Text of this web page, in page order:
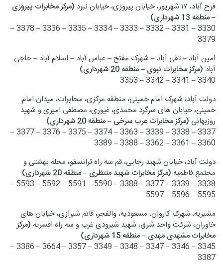
فرح آباد، ۱۷ شهریور، خیابان پیروزی، خیابان نبرد
(مرکز مخابرات پیروزی
– منطقه 13 شهرداری)
3330 – 3331 – 3332 – 3333 – 3334 – 3335 – 3336 – 3378 –
3379
امین آباد – تقی آباد – شهرک مفتح – عباس آباد – اسلام آباد – حاجی
آباد (مرکز مخابرات نبوی – منطقه 20 شهرداری)
3340 – 3341 – 3342 – 3353
دولت آباد، شهرک امام خمینی، منطقه مرکزی، مخابرات، میدان امام
خمینی، خیابان های سرگرد محمدی، غیوری، مصطفی امیری و شهید
روزبهانی (مرکز مخابرات عرب سرخی – منطقه 20 شهرداری)
3337 – 3338 – 3339 – 3363 – 3374 – 3375 – 3376 – 3377 –
3360 – 3361 – 3362 – 3388 – 3389
دولت آباد، خیابان شهید رجایی، قم سه راه ترانسفو، محله بهشتی و
مجتمع فاطمیه (مرکز مخابرات شهید منتظری – منطقه 20 شهرداری)
3338 – 3339 – 3377 – 3388 – 5590 – 5591 – 5592 – 5593 –
5595 – 5596 – 5597
مشیریه، شهرک کاروان، مسعودیه، والفجر، قائم شیرازی، خیابان های
خاوران، شرکت واحد شرق، شهید شیرودی غرب و سه راه افسریه (مرکز
مخابرات مشهدی مهدی – منطقه 15 شهرداری)
3345 – 3346 – 3347 – 3348 – 3349 – 3357 – 3664 – 3386 –
3387